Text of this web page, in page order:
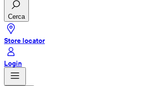
Cerca
Store locator
Login